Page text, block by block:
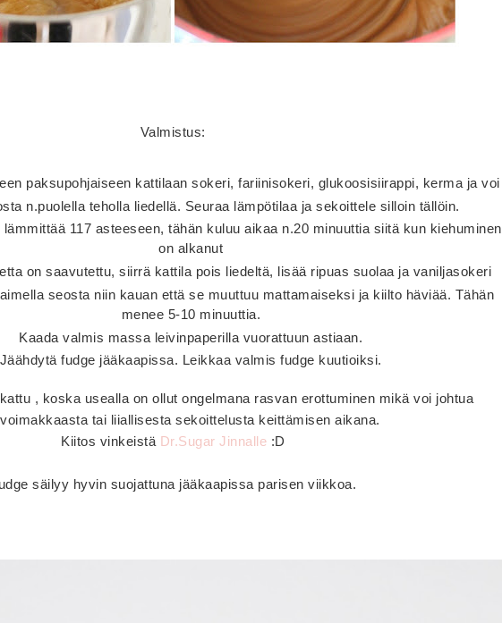
Valmistus:
paksupohjaiseen kattilaan sokeri, fariinisokeri, glukoosisiirappi, kerma ja voi
n.puolella teholla liedellä. Seuraa lämpötilaa ja sekoittele silloin tällöin.
117 asteeseen, tähän kuluu aikaa n.20 minuuttia siitä kun kiehuminen
on alkanut
on saavutettu, siirrä kattila pois liedeltä, lisää ripuas suolaa ja vaniljasokeri
seosta niin kauan että se muuttuu mattamaiseksi ja kiilto häviää. Tähän
menee 5-10 minuuttia.
Kaada valmis massa leivinpaperilla vuorattuun astiaan.
Jäähdytä fudge jääkaapissa. Leikkaa valmis fudge kuutioiksi.
, koska usealla on ollut ongelmana rasvan erottuminen mikä voi johtua
tai liiallisesta sekoittelusta keittämisen aikana.
Kiitos vinkeistä Dr.Sugar Jinnalle :D
säilyy hyvin suojattuna jääkaapissa parisen viikkoa.